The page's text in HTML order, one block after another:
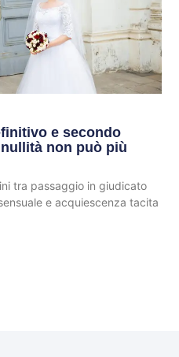
e secondo
non può più
tra passaggio in giudicato
e acquiescenza tacita